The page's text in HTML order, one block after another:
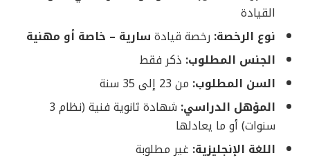
القيادة
نوع الرخصة: رخصة قيادة سارية – خاصة أو مهنية
الجنس المطلوب: ذكر فقط
السن المطلوب: من 23 إلى 35 سنة
المؤهل الدراسي:
شهادة ثانوية فنية (نظام 3
سنوات) أو ما يعادلها
اللغة الإنجليزية: غير مطلوبة